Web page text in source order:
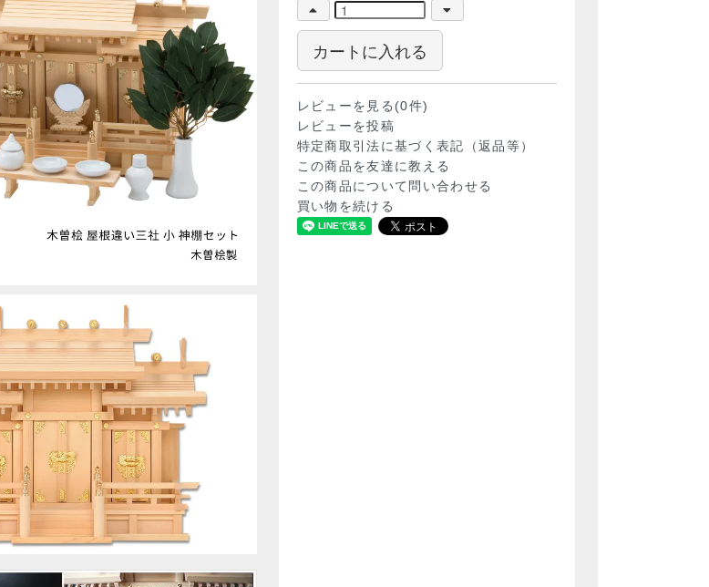
カートに入れる
レビューを見る(0件)
レビューを投稿
特定商取引法に基づく表記（返品等）
この商品を友達に教える
この商品について問い合わせる
買い物を続ける